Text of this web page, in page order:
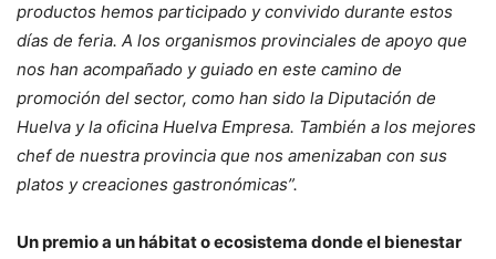
productos hemos participado y convivido durante estos
días de feria. A los organismos provinciales de apoyo que
nos han acompañado y guiado en este camino de
promoción del sector, como han sido la Diputación de
Huelva y la oficina Huelva Empresa. También a los mejores
chef de nuestra provincia que nos amenizaban con sus
platos y creaciones gastronómicas”.
Un premio a un hábitat o ecosistema donde el bienestar